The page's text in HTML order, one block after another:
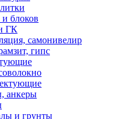
блоков
ГК
самонивелир
гипс
анкеры
и грунты